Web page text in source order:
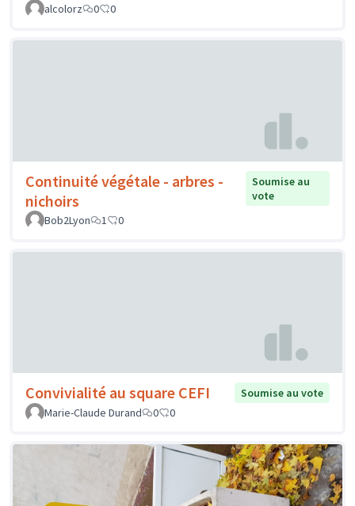
alcolorz
0 0
Continuité végétale - arbres -
nichoirs
Soumise au
vote
Bob2Lyon
1 0
Convivialité au square CEFI
Soumise au vote
Marie-Claude Durand
0 0